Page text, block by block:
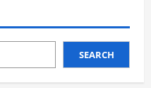
SEARCH